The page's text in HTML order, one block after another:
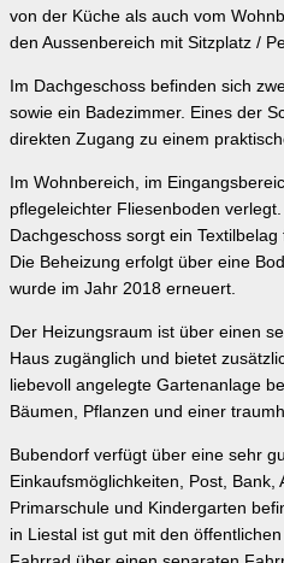
von der Küche als auch vom
den Aussenbereich mit Sitzplatz /
Im Dachgeschoss befinden sich
sowie ein Badezimmer. Eines der
direkten Zugang zu einem
Im Wohnbereich, im
pflegeleichter Fliesenboden
Dachgeschoss sorgt ein
Die Beheizung erfolgt über eine
wurde im Jahr 2018 erneuert.
Der Heizungsraum ist über einen
Haus zugänglich und bietet
liebevoll angelegte Gartenanlage
Bäumen, Pflanzen und einer
Bubendorf verfügt über eine sehr
Einkaufsmöglichkeiten, Post, Bank,
Primarschule und Kindergarten
in Liestal ist gut mit den